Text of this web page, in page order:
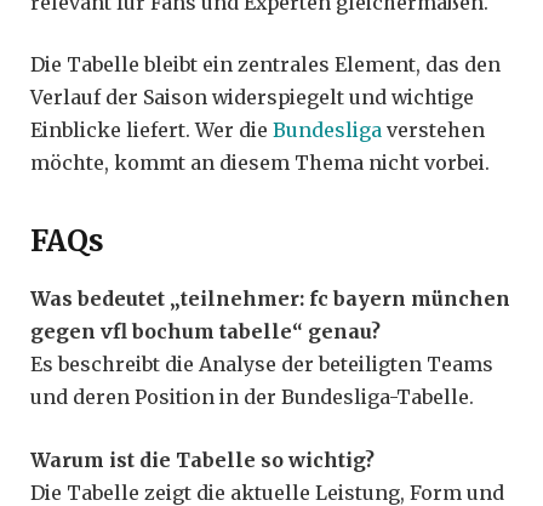
Die Tabelle bleibt ein zentrales Element, das den
Verlauf der Saison widerspiegelt und wichtige
Einblicke liefert. Wer die Bundesliga verstehen
möchte, kommt an diesem Thema nicht vorbei.
FAQs
Was bedeutet „teilnehmer: fc bayern münchen
gegen vfl bochum tabelle“ genau?
Es beschreibt die Analyse der beteiligten Teams
und deren Position in der Bundesliga-Tabelle.
Warum ist die Tabelle so wichtig?
Die Tabelle zeigt die aktuelle Leistung, Form und